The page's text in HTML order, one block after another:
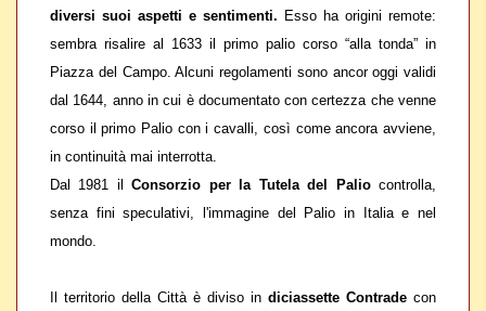
diversi suoi aspetti e sentimenti. Esso ha origini remote:
sembra risalire al 1633 il primo palio corso “alla tonda” in
Piazza del Campo. Alcuni regolamenti sono ancor oggi validi
dal 1644, anno in cui è documentato con certezza che venne
corso il primo Palio con i cavalli, così come ancora avviene,
in continuità mai interrotta.
Dal 1981 ilConsorzio per la Tutela del Paliocontrolla,
senza fini speculativi, l'immagine del Palio in Italia e nel
mondo.
Il territorio della Città è diviso in diciassette Contrade con